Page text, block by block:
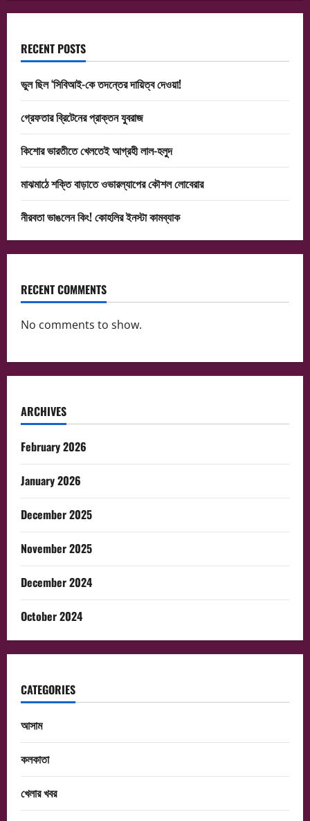
RECENT POSTS
ভুল ছিল ‘সিবিআই-কে তদন্তের দায়িত্ব দেওয়া!
গ্রেফতার ব্রিটেনের প্রাক্তন যুবরাজ
কিশোর ভারতীতে খেলতেই আগ্রহী লাল-হলুদ
মাঝমাঠে শক্তি বাড়াতে ওভারল্যাপের কৌশল লোবেরার
নীরবতা ভাঙলেন কিং! কোহলির ইনস্টা কামব্যাক
RECENT COMMENTS
No comments to show.
ARCHIVES
February 2026
January 2026
December 2025
November 2025
December 2024
October 2024
CATEGORIES
আসাম
কলকাতা
খেলার খবর